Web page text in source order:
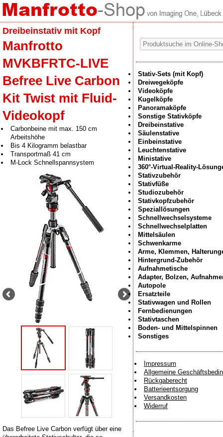
Dreibeinstativ mit Kopf
Manfrotto
MVKBFRTC-LIVE
Befree Live Carbon
Kit Twist mit Fluid-
Videokopf
Carbonbeine mit max. 150 cm
Arbeitshöhe
Bis 4 Kilogramm belastbar
Transportmaß 41 cm
M-Lock Schnellspannsystem
Das Befree Live Carbon verfügt über eine
Stativ-Sets (mit Kopf)
Dreiwegeköpfe
Videoköpfe
Kugelköpfe
Panoramaköpfe
Sonstige Stativköpfe
Dreibeinstative
Säulenstative
Einbeinstative
Leuchtenstative
Ministative
360°-Virtual-Reality-
Stativzubehör
Stativfüße
Studiozubehör
Stativkopfzubehör
Speziallösungen
Schnellwechselsysteme
Schnellwechselplatten
Mittelsäulen
Schwenkarme
Arme, Klemmen,
Hintergrund-Zubehör
Aufnahmetische
Adapter, Bolzen,
Autopole
Ersatzteile
Stativwagen und Rollen
Fernbedienungen
Stativtaschen
Boden- und Mittelspinnen
Sonstiges
Impressum
Allgemeine
Rückgaberecht
Batterieentsorgung
Versandkosten
Widerruf